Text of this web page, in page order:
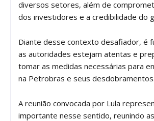
diversos setores, além de
dos investidores e a credibilidade do
Diante desse contexto desafiador, é
as autoridades estejam atentas e
tomar as medidas necessárias para
na Petrobras e seus desdobramentos.
A reunião convocada por Lula
importante nesse sentido, reunindo